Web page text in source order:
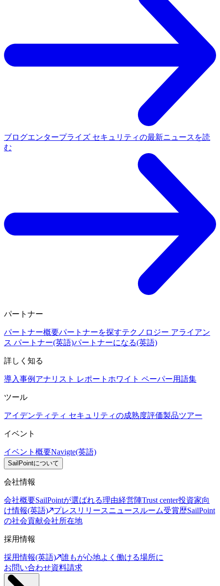
ブログエンタープライズ セキュリティの最新ニュースを読
む
パートナー
パートナー概要パートナーを探すテクノロジー アライアン
ス パートナー(英語)パートナーになる(英語)
詳しく知る
導入事例 アナリスト レポート ホワイト ペーパー用語集
ツール
アイデンティティ セキュリティの成熟度評価製品ツアー
イベント
イベント概要Navigte(英語)
SailPointについて
会社情報
会社概要SailPointが選ばれる理由経営陣Trust center投資家向
け情報(英語)
プレスリリースニュースルーム受賞歴SailPoint
の社会貢献会社所在地
採用情報
採用情報(英語)
誰もが心地よく働ける場所に
お問い合わせ資料請求